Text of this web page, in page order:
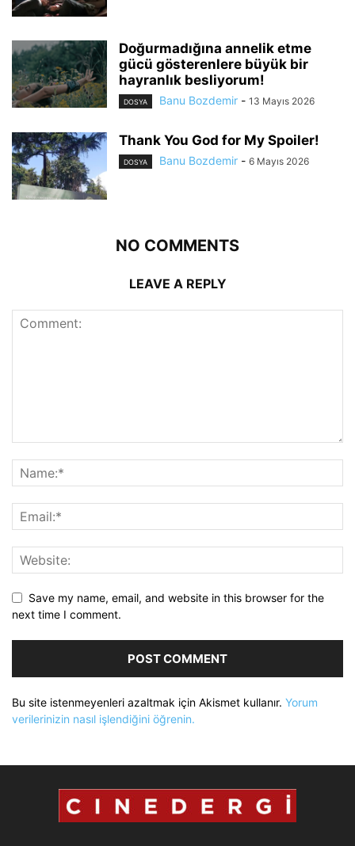
Doğurmadığına annelik etme
gücü gösterenlere büyük bir
hayranlık besliyorum!
DOSYA Banu Bozdemir - 13 Mayıs 2026
Thank You God for My Spoiler!
DOSYA Banu Bozdemir - 6 Mayıs 2026
NO COMMENTS
LEAVE A REPLY
Save my name, email, and website in this browser for the
next time I comment.
Bu site istenmeyenleri azaltmak için Akismet kullanır. Yorum
verilerinizin nasıl işlendiğini öğrenin.